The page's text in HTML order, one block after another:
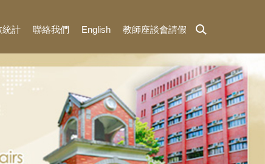
統計 聯絡我們 English 教師座談會請假